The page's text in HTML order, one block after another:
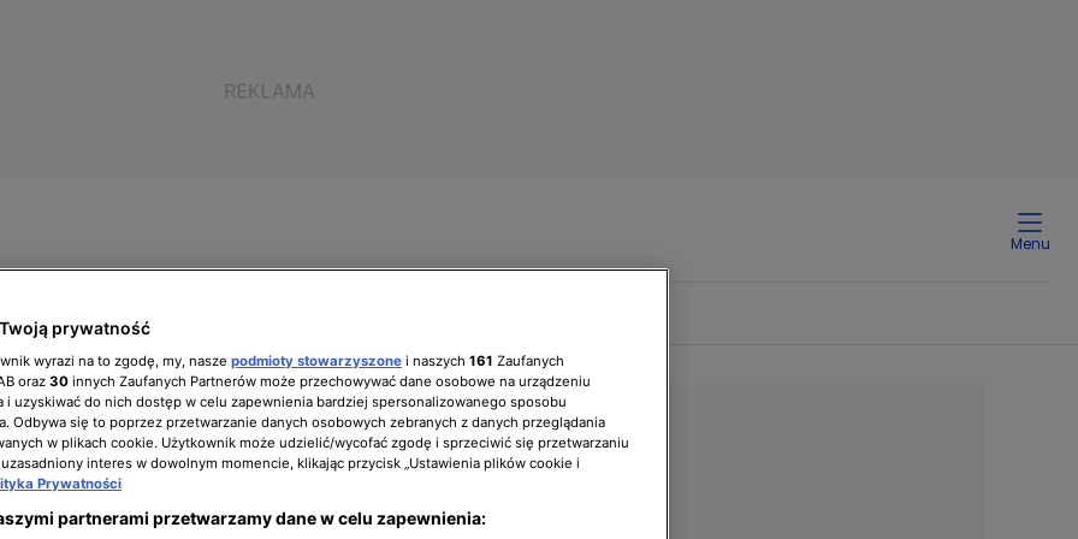
Menu
sprawił, że na nowo
prywatność
wyrazi na to zgodę, my, nasze podmioty stowarzyszone i naszych 161 Zaufanych
oraz 30 innych Zaufanych Partnerów może przechowywać dane osobowe na urządzeniu
i uzyskiwać do nich dostęp w celu zapewnienia bardziej spersonalizowanego sposobu
Odbywa się to poprzez przetwarzanie danych osobowych zebranych z danych przeglądania
w plikach cookie. Użytkownik może udzielić/wycofać zgodę i sprzeciwić się przetwarzaniu
interes w dowolnym momencie, klikając przycisk „Ustawienia plików cookie i
Prywatności
partnerami przetwarzamy dane w celu zapewnienia: